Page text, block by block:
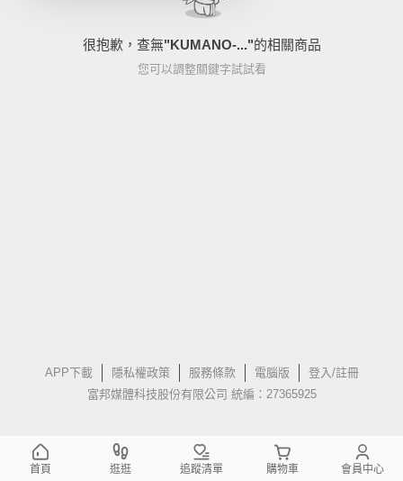
很抱歉，查無"KUMANO-..."的相關商品
您可以調整關鍵字試試看
APP下載 隱私權政策 服務條款 電腦版
登入/註冊
富邦媒體科技股份有限公司 統編：27365925
首頁 逛逛 追蹤清單 購物車 會員中心